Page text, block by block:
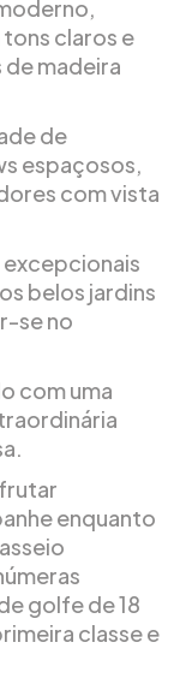
claros e
de madeira
de
espaçosos,
com vista
belos jardins
se no
com uma
enquanto
golfe de 18
classe e